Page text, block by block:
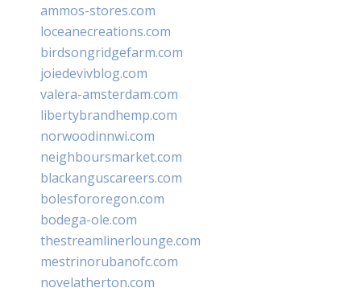
ammos-stores.com
loceanecreations.com
birdsongridgefarm.com
joiedevivblog.com
valera-amsterdam.com
libertybrandhemp.com
norwoodinnwi.com
neighboursmarket.com
blackanguscareers.com
bolesfororegon.com
bodega-ole.com
thestreamlinerlounge.com
mestrinorubanofc.com
novelatherton.com